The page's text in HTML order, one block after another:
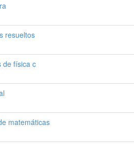
resueltos
de física c
matemáticas